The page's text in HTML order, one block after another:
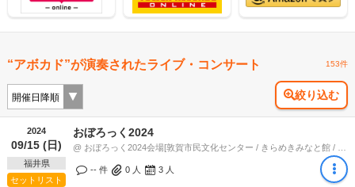
“アボカド”が演奏されたライブ・コンサート 153件
絞り込む
2024
09/15 (日)
福井県
セットリスト
おぼろっく2024
-- 件 0 人 3 人